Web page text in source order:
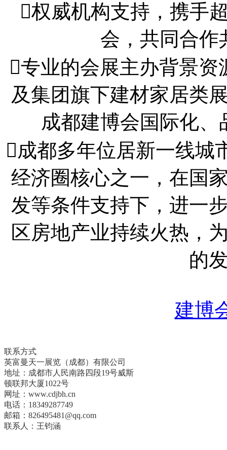
权威机构支持，携手
会，共同合作
专业的会展主办背景资
及集团旗下建材家居类
成都建博会国际化
成都多年位居新一线城
经济圈核心之一，在国
发等条件支持下，进一
区房地产业持续火热，
的
建博
联系方式
英富曼天一展览（成都）有限公司
地址：成都市人民南路四段19号威斯
顿联邦大厦1022号
网址：www.cdjbh.cn
电话：18349287749
邮箱：826495481@qq.com
联系人：王钧涵